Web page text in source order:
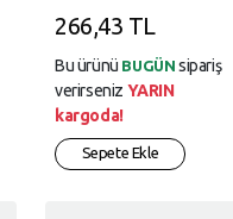
266,43 TL
Bu ürünü BUGÜN sipariş
verirseniz YARIN
kargoda!
Sepete Ekle